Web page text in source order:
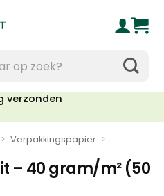
€95
> Verpakkingspapier >
– 40 gram/m² (50